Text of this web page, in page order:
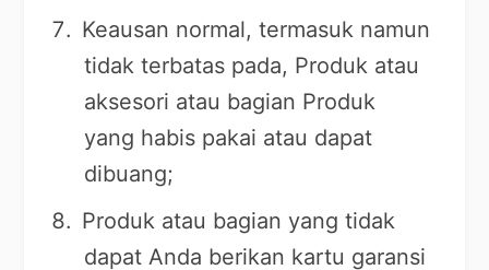
Keausan normal, termasuk namun
tidak terbatas pada, Produk atau
aksesori atau bagian Produk
yang habis pakai atau dapat
dibuang;
Produk atau bagian yang tidak
dapat Anda berikan kartu garansi